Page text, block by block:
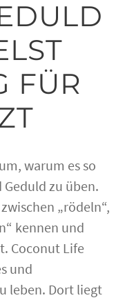
FÜR
warum es so
zu üben.
„rödeln“,
kennen und
Coconut Life
und
leben. Dort liegt